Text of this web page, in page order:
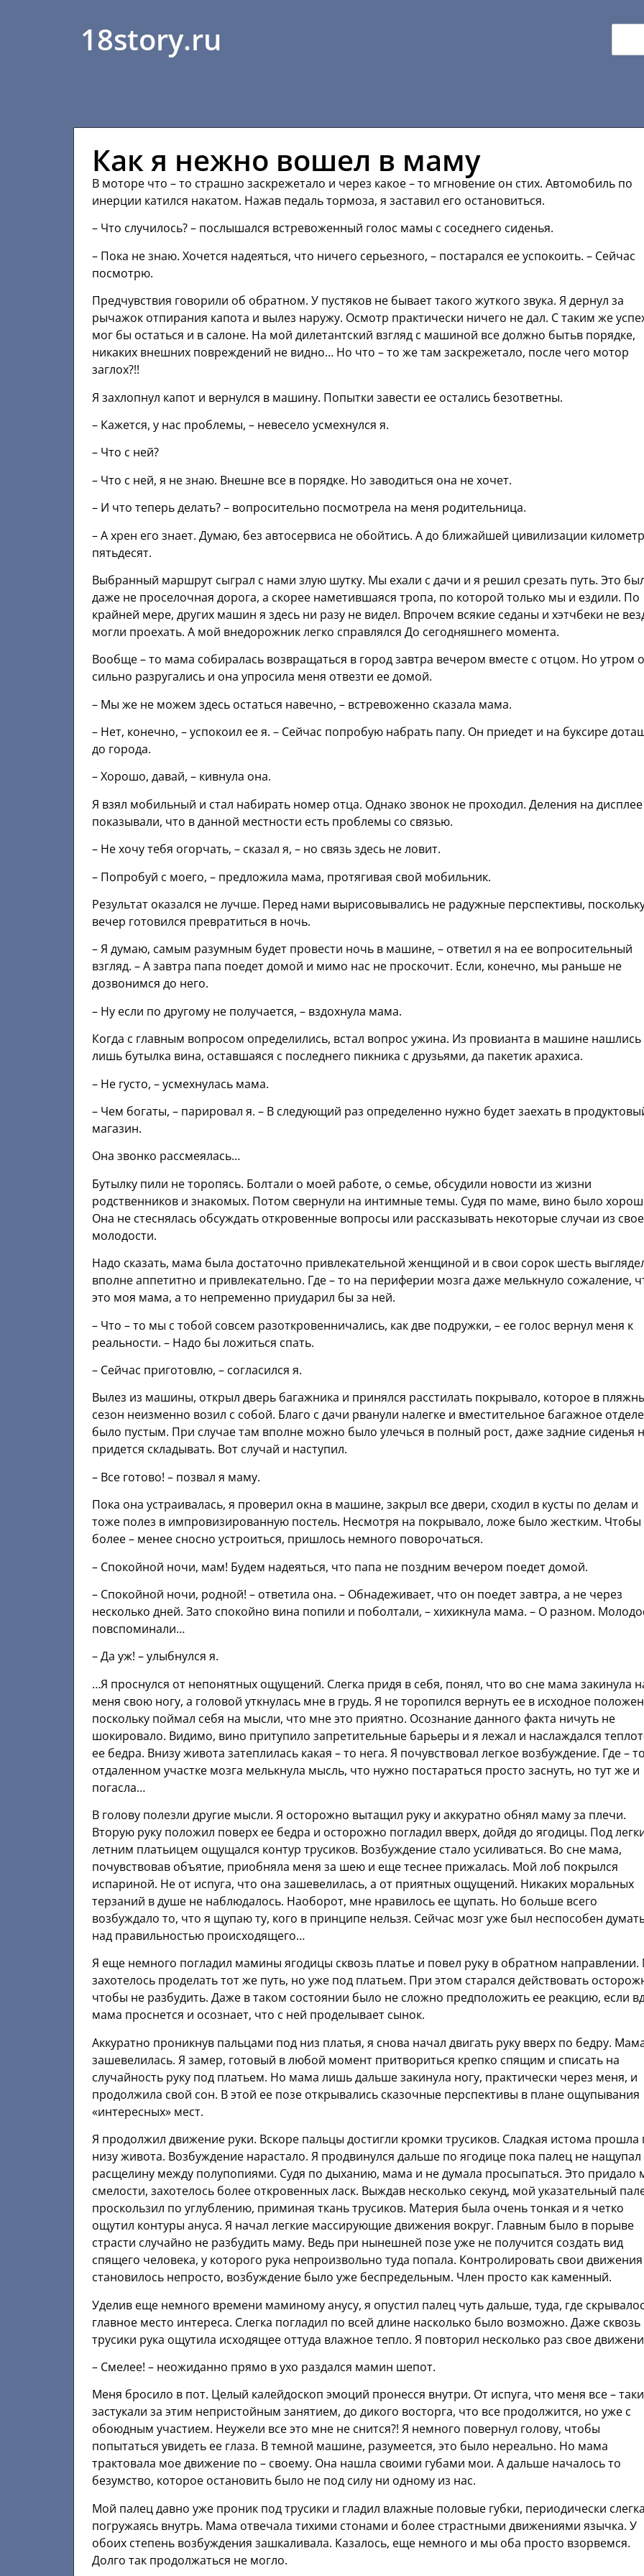
18story.ru
Как я нежно вошел в маму
В моторе что – то страшно заскрежетало и через какое – то мгновение он стих. Автомобиль по
инерции катился накатом. Нажав педаль тормоза, я заставил его остановиться.
– Что случилось? – послышался встревоженный голос мамы с соседнего сиденья.
– Пока не знаю. Хочется надеяться, что ничего серьезного, – постарался ее успокоить. – Сейчас
посмотрю.
Предчувствия говорили об обратном. У пустяков не бывает такого жуткого звука. Я дернул за
рычажок отпирания капота и вылез наружу. Осмотр практически ничего не дал. С таким же
мог бы остаться и в салоне. На мой дилетантский взгляд с машиной все должно бытьв порядке,
никаких внешних повреждений не видно… Но что – то же там заскрежетало, после чего мотор
заглох?!!
Я захлопнул капот и вернулся в машину. Попытки завести ее остались безответны.
– Кажется, у нас проблемы, – невесело усмехнулся я.
– Что с ней?
– Что с ней, я не знаю. Внешне все в порядке. Но заводиться она не хочет.
– И что теперь делать? – вопросительно посмотрела на меня родительница.
– А хрен его знает. Думаю, без автосервиса не обойтись. А до ближайшей цивилизации
пятьдесят.
Выбранный маршрут сыграл с нами злую шутку. Мы ехали с дачи и я решил срезать путь. Это
даже не проселочная дорога, а скорее наметившаяся тропа, по которой только мы и ездили. По
крайней мере, других машин я здесь ни разу не видел. Впрочем всякие седаны и хэтчбеки не
могли проехать. А мой внедорожник легко справлялся До сегодняшнего момента.
Вообще – то мама собиралась возвращаться в город завтра вечером вместе с отцом. Но утром
сильно разругались и она упросила меня отвезти ее домой.
– Мы же не можем здесь остаться навечно, – встревоженно сказала мама.
– Нет, конечно, – успокоил ее я. – Сейчас попробую набрать папу. Он приедет и на буксире
до города.
– Хорошо, давай, – кивнула она.
Я взял мобильный и стал набирать номер отца. Однако звонок не проходил. Деления на дисплее
показывали, что в данной местности есть проблемы со связью.
– Не хочу тебя огорчать, – сказал я, – но связь здесь не ловит.
– Попробуй с моего, – предложила мама, протягивая свой мобильник.
Результат оказался не лучше. Перед нами вырисовывались не радужные перспективы,
вечер готовился превратиться в ночь.
– Я думаю, самым разумным будет провести ночь в машине, – ответил я на ее вопросительный
взгляд. – А завтра папа поедет домой и мимо нас не проскочит. Если, конечно, мы раньше не
дозвонимся до него.
– Ну если по другому не получается, – вздохнула мама.
Когда с главным вопросом определились, встал вопрос ужина. Из провианта в машине нашлись
лишь бутылка вина, оставшаяся с последнего пикника с друзьями, да пакетик арахиса.
– Не густо, – усмехнулась мама.
– Чем богаты, – парировал я. – В следующий раз определенно нужно будет заехать в
магазин.
Она звонко рассмеялась…
Бутылку пили не торопясь. Болтали о моей работе, о семье, обсудили новости из жизни
родственников и знакомых. Потом свернули на интимные темы. Судя по маме, вино было
Она не стеснялась обсуждать откровенные вопросы или рассказывать некоторые случаи из
молодости.
Надо сказать, мама была достаточно привлекательной женщиной и в свои сорок шесть
вполне аппетитно и привлекательно. Где – то на периферии мозга даже мелькнуло сожаление,
это мoя мaмa, а то непременно приударил бы за ней.
– Что – то мы с тобой совсем разоткровенничались, как две подружки, – ее голос вернул меня к
реальности. – Надо бы ложиться спать.
– Сейчас приготовлю, – согласился я.
Вылез из машины, открыл дверь багажника и принялся расстилать покрывало, которое в
сезон неизменно возил с собой. Благо с дачи рванули налегке и вместительное багажное
было пустым. При случае там вполне можно было улечься в полный рост, даже задние сиденья
придется складывать. Вот случай и наступил.
– Все готово! – позвал я маму.
Пока она устраивалась, я проверил окна в машине, закрыл все двери, сходил в кусты по делам и
тоже полез в импровизированную постель. Несмотря на покрывало, ложе было жестким. Чтобы
более – менее сносно устроиться, пришлось немного поворочаться.
– Спокойной ночи, мам! Будем надеяться, что папа не поздним вечером поедет домой.
– Спокойной ночи, родной! – ответила она. – Обнадеживает, что он поедет завтра, а не через
несколько дней. Зато спокойно вина попили и поболтали, – хихикнула мама. – О разном.
повспоминали…
– Да уж! – улыбнулся я.
…Я проснулся от непонятных ощущений. Слегка придя в себя, понял, что во сне мама закинула
меня свою ногу, а головой уткнулась мне в грудь. Я не торопился вернуть ее в исходное
поскольку поймал себя на мысли, что мне это приятно. Осознание данного факта ничуть не
шокировало. Видимо, вино притупило запретительные барьеры и я лежал и наслаждался
ее бедра. Внизу живота затеплилась какая – то нега. Я почувствовал легкое возбуждение. Где –
отдаленном участке мозга мелькнула мысль, что нужно постараться просто заснуть, но тут же и
погасла…
В голову полезли другие мысли. Я осторожно вытащил руку и аккуратно обнял маму за плечи.
Вторую руку положил поверх ее бедра и осторожно погладил вверх, дойдя до ягодицы. Под
летним платьицем ощущался контур трусиков. Возбуждение стало усиливаться. Во сне мама,
почувствовав объятие, приобняла меня за шею и еще теснее прижалась. Мой лоб покрылся
испариной. Не от испуга, что она зашевелилась, а от приятных ощущений. Никаких моральных
терзаний в душе не наблюдалось. Наоборот, мне нравилось ее щупать. Но больше всего
возбуждало то, что я щупаю ту, кого в принципе нельзя. Сейчас мозг уже был неспособен
над правильностью происходящего…
Я еще немного погладил мамины ягодицы сквозь платье и повел руку в обратном
захотелось проделать тот же путь, но уже под платьем. При этом старался действовать
чтобы не разбудить. Даже в таком состоянии было не сложно предположить ее реакцию, если
мама проснется и осознает, что с ней проделывает сынок.
Аккуратно проникнув пальцами под низ платья, я снова начал двигать руку вверх по бедру.
зашевелилась. Я замер, готовый в любой момент притвориться крепко спящим и списать на
случайность руку под платьем. Но мама лишь дальше закинула ногу, практически через меня, и
продолжила свой сон. В этой ее позе открывались сказочные перспективы в плане ощупывания
«интересных» мест.
Я продолжил движение руки. Вскоре пальцы достигли кромки трусиков. Сладкая истома прошла
низу живота. Возбуждение нарастало. Я продвинулся дальше по ягодице пока палец не нащупал
расщелину между полупопиями. Судя по дыханию, мама и не думала просыпаться. Это придало
смелости, захотелось более откровенных ласк. Выждав несколько секунд, мой указательный
проскользил по углублению, приминая ткань трусиков. Материя была очень тонкая и я четко
ощутил контуры ануса. Я начал легкие массирующие движения вокруг. Главным было в порыве
страсти случайно не разбудить маму. Ведь при нынешней позе уже не получится создать вид
спящего человека, у которого рука непроизвольно туда попала. Контролировать свои движения
становилось непросто, возбуждение было уже беспредельным. Член просто как каменный.
Уделив еще немного времени маминому анусу, я опустил палец чуть дальше, туда, где
главное место интереса. Слегка погладил по всей длине насколько было возможно. Даже сквозь
трусики рука ощутила исходящее оттуда влажное тепло. Я повторил несколько раз свое
– Смелее! – неожиданно прямо в ухо раздался мамин шепот.
Меня бросило в пот. Целый калейдоскоп эмоций пронесся внутри. От испуга, что меня все – таки
застукали за этим непристойным занятием, до дикого восторга, что все продолжится, но уже с
обоюдным участием. Неужели все это мне не снится?! Я немного повернул голову, чтобы
попытаться увидеть ее глаза. В темной машине, разумеется, это было нереально. Но мама
трактовала мое движение по – своему. Она нашла своими губами мои. А дальше началось то
безумство, которое остановить было не под силу ни одному из нас.
Мой палец давно уже проник под трусики и гладил влажные половые губки, периодически слегка
погружаясь внутрь. Мама отвечала тихими стонами и более страстными движениями язычка. У
обоих степень возбуждения зашкаливала. Казалось, еще немного и мы оба просто взорвемся.
Долго так продолжаться не могло.